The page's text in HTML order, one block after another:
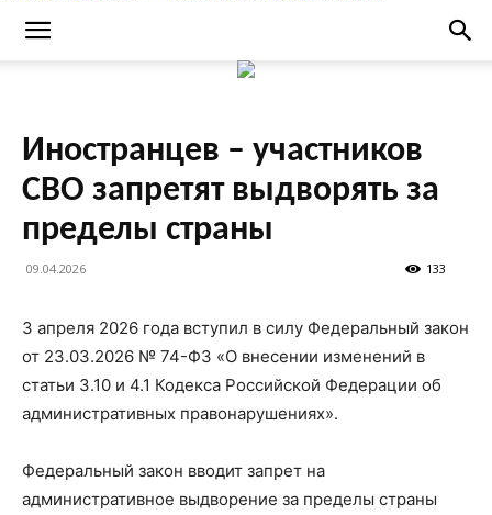
Иностранцев – участников
СВО запретят выдворять за
пределы страны
09.04.2026 133
3 апреля 2026 года вступил в силу Федеральный закон
от 23.03.2026 № 74-ФЗ «О внесении изменений в
статьи 3.10 и 4.1 Кодекса Российской Федерации об
административных правонарушениях».
Федеральный закон вводит запрет на
административное выдворение за пределы страны